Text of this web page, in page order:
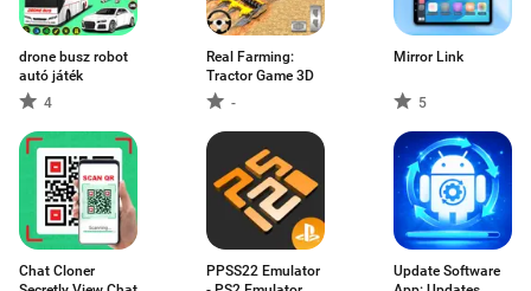
drone busz robot
autó játék
4
Real Farming:
Tractor Game 3D
-
Mirror Link
5
Chat Cloner
PPSS22 Emulator
Update Software